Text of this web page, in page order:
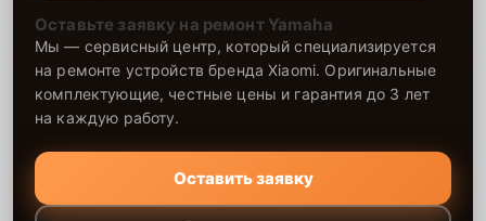
Оставьте заявку на ремонт Yamaha
Мы — сервисный центр, который специализируется
на ремонте устройств бренда Xiaomi. Оригинальные
комплектующие, честные цены и гарантия до 3 лет
на каждую работу.
Оставить заявку